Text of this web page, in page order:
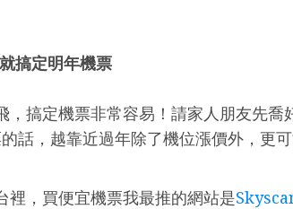
搞定明年機票
，搞定機票非常容易！請家人朋友先喬
話，越靠近過年除了機位漲價外，更
裡，買便宜機票我最推的網站是